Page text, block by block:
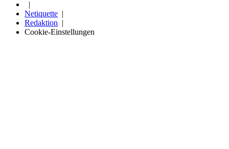
Netiquette
Redaktion
Cookie-Einstellungen